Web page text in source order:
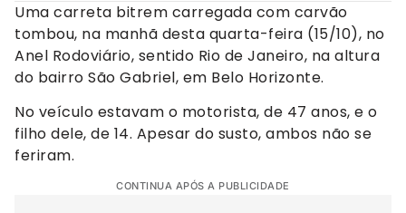
Uma carreta bitrem carregada com carvão
tombou, na manhã desta quarta-feira (15/10), no
Anel Rodoviário, sentido Rio de Janeiro, na altura
do bairro São Gabriel, em Belo Horizonte.
No veículo estavam o motorista, de 47 anos, e o
filho dele, de 14. Apesar do susto, ambos não se
feriram.
CONTINUA APÓS A PUBLICIDADE